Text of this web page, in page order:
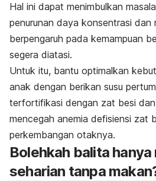
Hal ini dapat menimbulkan
penurunan daya konsentrasi dan
berpengaruh pada kemampuan
segera diatasi.
Untuk itu, bantu optimalkan
anak dengan berikan susu
terfortifikasi dengan zat besi
mencegah anemia defisiensi zat
perkembangan otaknya.​​
Bolehkah balita hanya
seharian tanpa